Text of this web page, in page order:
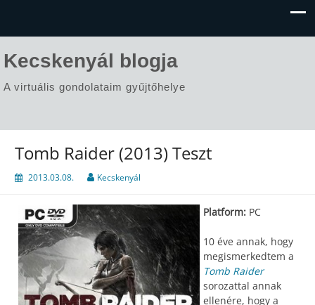
Kecskenyál blogja
A virtuális gondolataim gyűjtőhelye
Tomb Raider (2013) Teszt
2013.03.08. Kecskenyál
Platform: PC
10 éve annak, hogy
megismerkedtem a
Tomb Raider
sorozattal annak
ellenére, hogy a